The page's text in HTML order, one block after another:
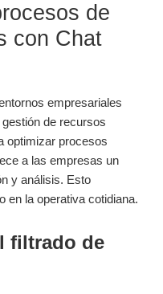
de
con Chat
empresariales
de recursos
optimizar procesos
a las empresas un
y análisis. Esto
en la operativa cotidiana.
filtrado de